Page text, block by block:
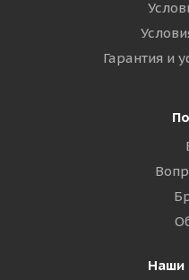
Гарантия и
Наши